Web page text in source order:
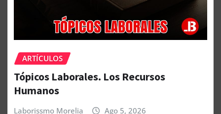
ARTÍCULOS
Tópicos Laborales. Los Recursos
Humanos
Laborissmo Morelia Ago 5, 2026